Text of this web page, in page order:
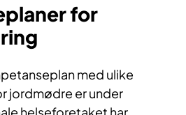
for
med ulike
jordmødre er under
helseforetaket har